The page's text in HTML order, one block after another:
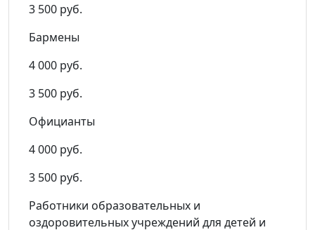
3 500 руб.
Бармены
4 000 руб.
3 500 руб.
Официанты
4 000 руб.
3 500 руб.
Работники образовательных и
оздоровительных учреждений для детей и